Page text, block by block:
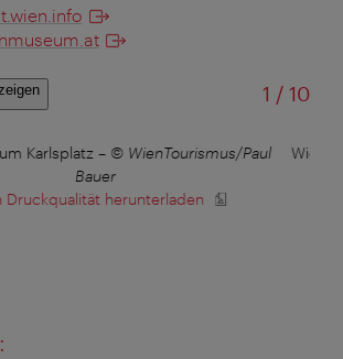
1 /von
10
Karlsplatz– © WienTourismus/Paul
Bauer
Druckqualität herunterladen
Wien